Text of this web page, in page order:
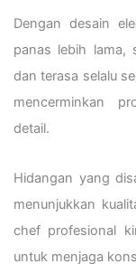
Dengan desain
panas lebih lama,
dan terasa selalu
mencerminkan
detail.
Hidangan yang
menunjukkan
chef profesional
untuk menjaga